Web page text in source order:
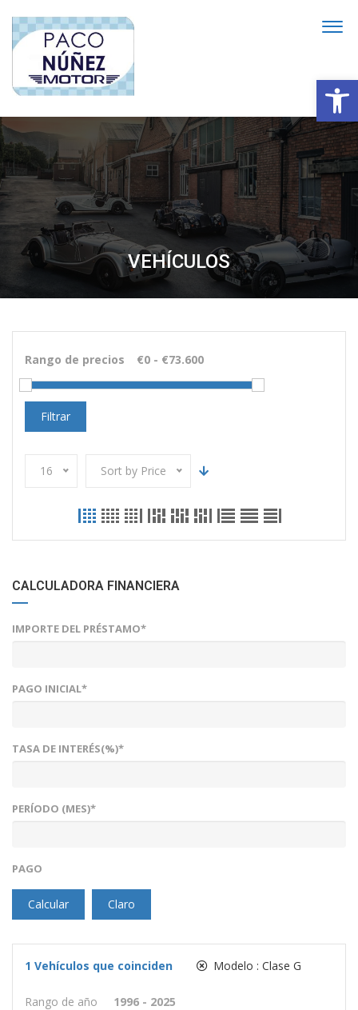
VEHÍCULOS
Rango de precios
Filtrar
16 Sort by Price
CALCULADORA FINANCIERA
IMPORTE DEL PRÉSTAMO*
PAGO INICIAL*
TASA DE INTERÉS(%)*
PERÍODO (MES)*
PAGO
Calcular Claro
1 Vehículos que coinciden Modelo : Clase G
Rango de año